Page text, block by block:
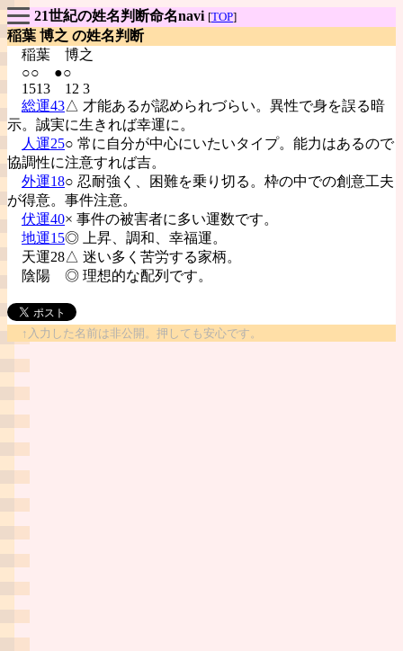
21世紀の姓名判断命名navi [TOP]
稲葉 博之 の姓名判断
稲葉 博之
○○ ●○
1513 12 3
総運43△ 才能あるが認められづらい。異性で身を誤る暗
示。誠実に生きれば幸運に。
人運25○ 常に自分が中心にいたいタイプ。能力はあるので
協調性に注意すれば吉。
外運18○ 忍耐強く、困難を乗り切る。枠の中での創意工夫
が得意。事件注意。
伏運40× 事件の被害者に多い運数です。
地運15◎ 上昇、調和、幸福運。
天運28△ 迷い多く苦労する家柄。
陰陽 ◎ 理想的な配列です。
↑入力した名前は非公開。押しても安心です。